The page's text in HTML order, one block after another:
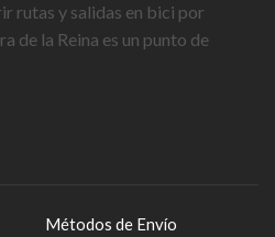
rutas y salidas en bici por
de la Reina es un punto de
Métodos de Envío